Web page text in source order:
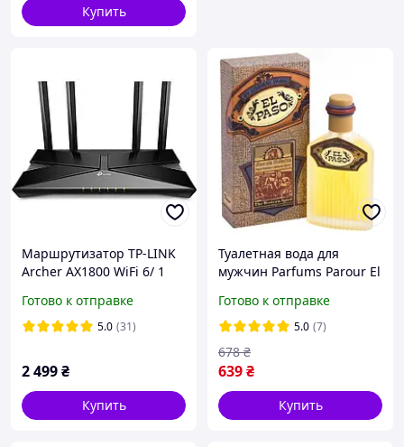
Купить
Маршрутизатор TP-LINK
Archer AX1800 WiFi 6/ 1
технологии OneMESH
Готово к отправке
5.0 (31)
2 499₴
Купить
Туалетная вода для
мужчин Parfums Parour El
(3610400000332/37361001
131)
Готово к отправке
5.0 (7)
639₴
678 ₴
Купить